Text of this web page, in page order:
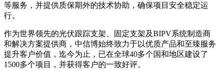
等服务，并提供质保期外的技术协助，确保项目安全稳定运
行。
作为世界领先的光伏跟踪支架、固定支架及BIPV系统制造商
和解决方案提供商，中信博始终致力于以优质产品和至臻服务
提升客户价值，迄今为止，已在全球40多个国和地区建设了
1500多个项目，并获得客户的一致好评。